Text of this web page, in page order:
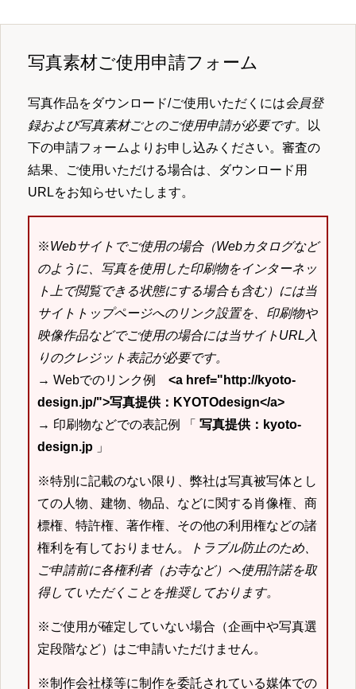
写真素材ご使用申請フォーム
写真作品をダウンロード/ご使用いただくには会員登
録および写真素材ごとのご使用申請が必要です。以
下の申請フォームよりお申し込みください。審査の
結果、ご使用いただける場合は、ダウンロード用
URLをお知らせいたします。
※Webサイトでご使用の場合（Webカタログなど
のように、写真を使用した印刷物をインターネッ
ト上で閲覧できる状態にする場合も含む）には当
サイトトップページへのリンク設置を、印刷物や
映像作品などでご使用の場合には当サイトURL入
りのクレジット表記が必要です。
→ Webでのリンク例 <a href="http://kyoto-
design.jp/">写真提供：KYOTOdesign</a>
→ 印刷物などでの表記例 「 写真提供：kyoto-
design.jp 」
※特別に記載のない限り、弊社は写真被写体とし
ての人物、建物、物品、などに関する肖像権、商
標権、特許権、著作権、その他の利用権などの諸
権利を有しておりません。
トラブル防止のため、
ご申請前に各権利者（お寺など）へ使用許諾を取
得していただくことを推奨しております。
※ご使用が確定していない場合（企画中や写真選
定段階など）はご申請いただけません。
※制作会社様等に制作を委託されている媒体での